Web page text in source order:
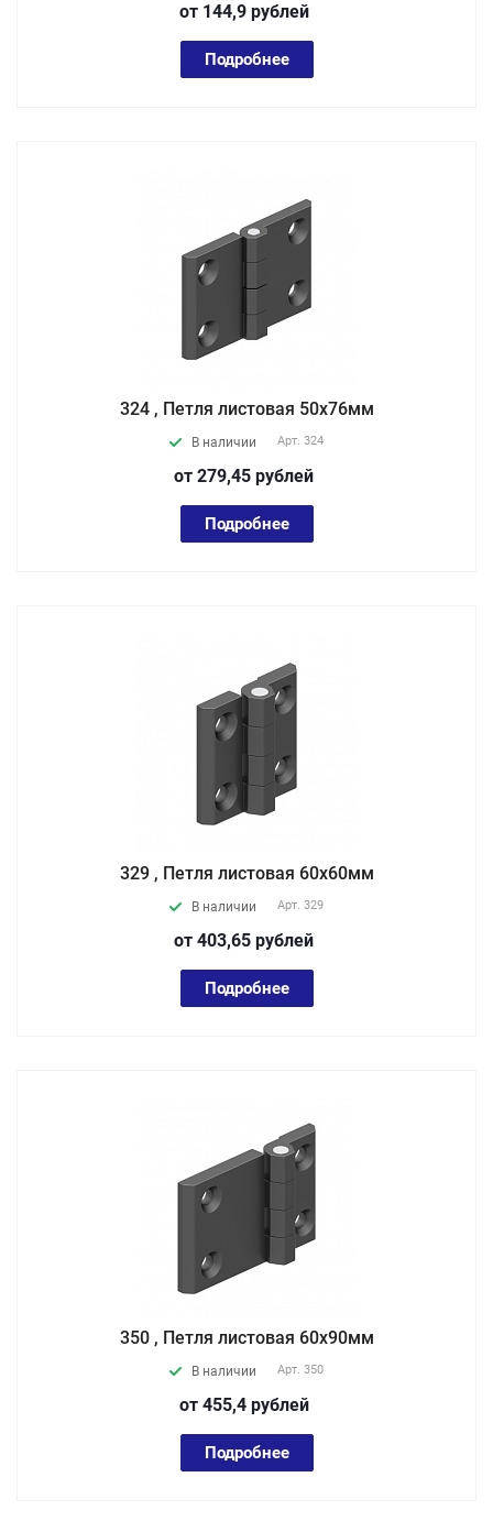
от 144,9 рублей
Подробнее
324 , Петля листовая 50х76мм
В наличии Арт. 324
от 279,45 рублей
Подробнее
329 , Петля листовая 60х60мм
В наличии Арт. 329
от 403,65 рублей
Подробнее
350 , Петля листовая 60х90мм
В наличии Арт. 350
от 455,4 рублей
Подробнее